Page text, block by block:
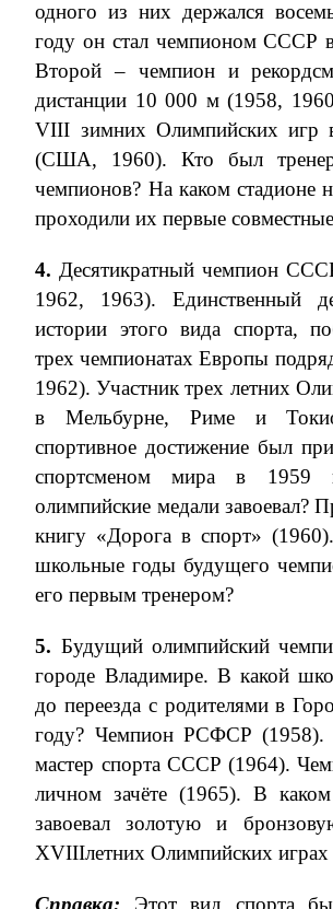
одного из них держался
году он стал чемпионом СССР
Второй – чемпион и
дистанции 10 000 м (1958,
VIII зимних Олимпийских игр
(США, 1960). Кто был
чемпионов? На каком стадионе
проходили их первые
4. Десятикратный чемпион
1962, 1963). Единственный
истории этого вида спорта,
трех чемпионатах Европы
1962). Участник трех летних
в Мельбурне, Риме и
спортивное достижение был
спортсменом мира в 1959
олимпийские медали завоевал?
книгу «Дорога в спорт»
школьные годы будущего
его первым тренером?
5. Будущий олимпийский
городе Владимире. В какой
до переезда с родителями в
году? Чемпион РСФСР (1958).
мастер спорта СССР (1964).
личном зачёте (1965). В
завоевал золотую и
XVIIIлетних Олимпийских
Справка: Этот вид спорта